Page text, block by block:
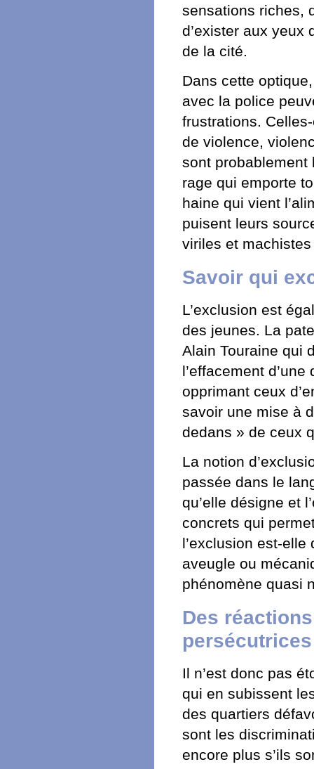
sensations riches,
d’exister aux yeux
de la cité.
Dans cette
avec la police
frustrations.
de violence,
sont probablement
rage qui emporte
haine qui vient
puisent leurs
viriles et
Savoir qui
L’exclusion est
des jeunes. La
Alain Touraine qui
l’effacement
opprimant ceux
savoir une mise à
dedans » de ceux
La notion
passée dans le
qu’elle désigne et
concrets qui
l’exclusion est-
aveugle ou
phénomène quasi
Des
Il n’est donc pas
qui en subissent
des quartiers
sont les
encore plus s’ils